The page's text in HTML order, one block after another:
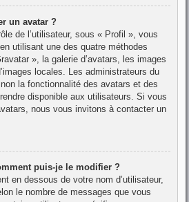
un avatar ?
de l’utilisateur, sous « Profil », vous
utilisant une des quatre méthodes
», la galerie d’avatars, les images
locales. Les administrateurs du
la fonctionnalité des avatars et des
disponible aux utilisateurs. Si vous
nous vous invitons à contacter un
puis-je le modifier ?
en dessous de votre nom d’utilisateur,
le nombre de messages que vous